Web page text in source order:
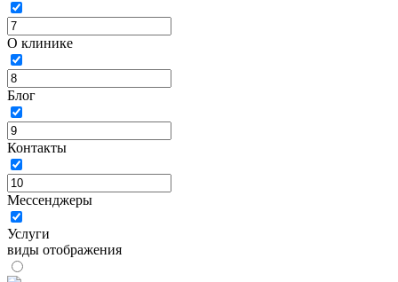
О клинике
Блог
Контакты
Мессенджеры
Услуги
виды отображения